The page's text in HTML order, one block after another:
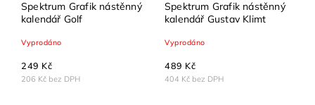
Spektrum Grafik nástěnný
kalendář Golf
Vyprodáno
206 Kč bez DPH
249 Kč
Spektrum Grafik nástěnný
kalendář Gustav Klimt
Vyprodáno
404 Kč bez DPH
489 Kč